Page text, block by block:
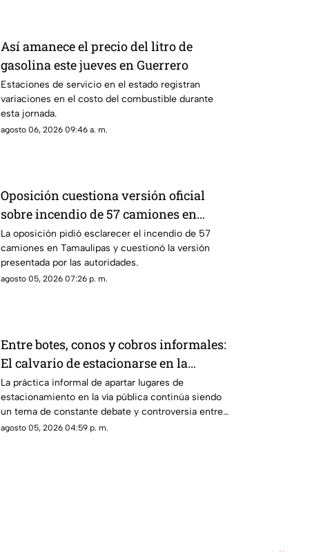
Así amanece el precio del litro de
gasolina este jueves en Guerrero
Estaciones de servicio en el estado registran
variaciones en el costo del combustible durante
esta jornada.
agosto 06, 2026 09:46 a. m.
Oposición cuestiona versión oficial
sobre incendio de 57 camiones en
Tamaulipas
La oposición pidió esclarecer el incendio de 57
camiones en Tamaulipas y cuestionó la versión
presentada por las autoridades.
agosto 05, 2026 07:26 p. m.
Entre botes, conos y cobros informales:
El calvario de estacionarse en la
Costera de Acapulco
La práctica informal de apartar lugares de
estacionamiento en la vía pública continúa siendo
un tema de constante debate y controversia entre
automovilistas, comerciantes y turistas que
agosto 05, 2026 04:59 p. m.